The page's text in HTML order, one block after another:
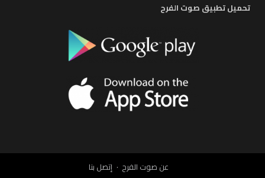
تحميل تطبيق صوت الفرح
عن صوت الفرح إتصل بنا